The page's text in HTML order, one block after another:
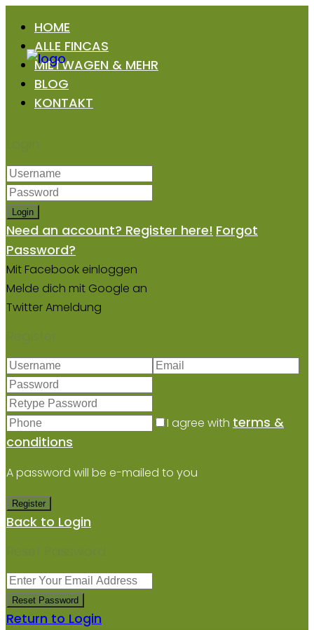
HOME
ALLE FINCAS
MIETWAGEN & MEHR
BLOG
KONTAKT
Login
Login
Need an account? Register here! Forgot
Password?
Mit Facebook einloggen
Melde dich mit Google an
Twitter Ameldung
Register
I agree with terms &
conditions
A password will be e-mailed to you
Register
Back to Login
Reset Password
Reset Password
Return to Login